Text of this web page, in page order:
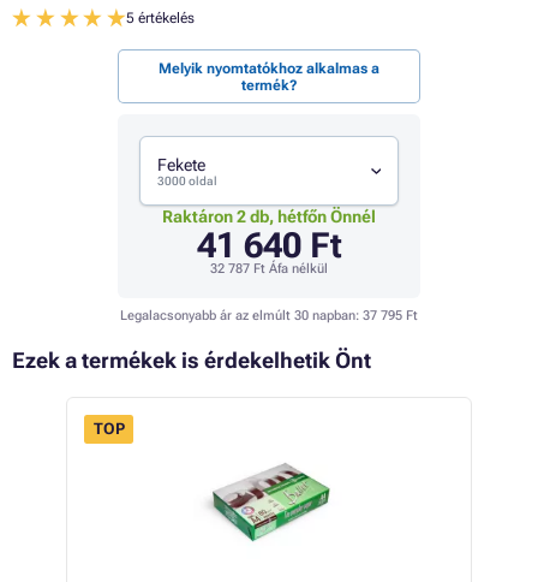
5 értékelés
Melyik nyomtatókhoz alkalmas a
termék?
Fekete
3000 oldal
Raktáron 2 db, hétfőn Önnél
41 640 Ft
32 787 Ft Áfa nélkül
Legalacsonyabb ár az elmúlt 30 napban: 37 795 Ft
Ezek a termékek is érdekelhetik Önt
TOP